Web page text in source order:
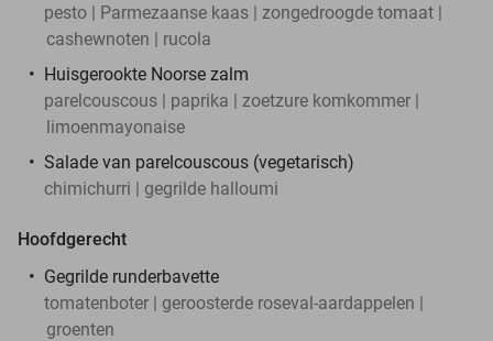
pesto | Parmezaanse kaas | zongedroogde tomaat |
cashewnoten | rucola
Huisgerookte Noorse zalm
parelcouscous | paprika | zoetzure komkommer |
limoenmayonaise
Salade van parelcouscous (vegetarisch)
chimichurri | gegrilde halloumi
Hoofdgerecht
Gegrilde runderbavette
tomatenboter | geroosterde roseval-aardappelen |
groenten